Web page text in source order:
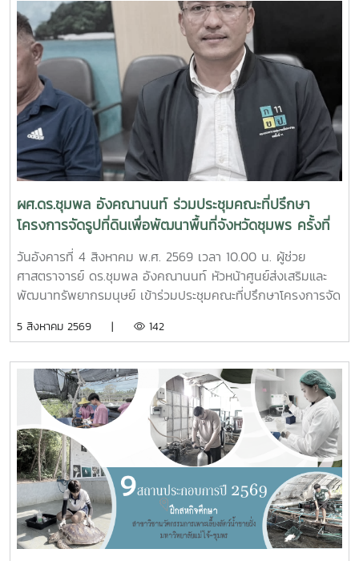
ผศ.ดร.ชุมพล อังคณานนท์ ร่วมประชุมคณะที่ปรึกษา
โครงการจัดรูปที่ดินเพื่อพัฒนาพื้นที่จังหวัดชุมพร ครั้งที่
2/2569
วันอังคารที่ 4 สิงหาคม พ.ศ. 2569 เวลา 10.00 น. ผู้ช่วย
ศาสตราจารย์ ดร.ชุมพล อังคณานนท์ หัวหน้าศูนย์ส่งเสริมและ
พัฒนาทรัพยากรมนุษย์ เข้าร่วมประชุมคณะที่ปรึกษาโครงการจัด
รวม สาย ก3 และ ก4ในเขตผังเมืองรวมชุมชนปากน้ำหลังสวน
ศาลากลางจังหวัดชุมพร โดยมีนายจักรพงศ์ นิลไพรัช ธนารักษ์
พื้นที่ชุมพร เป็นประธานในการประชุมในการนี้ นายอุดม จิตตวงค์
โยธาธิการและผังเมืองจังหวัดชุมพร พร้อมด้วยคณะที่ปรึกษา
โครงการจัดรูปที่ดินเพื่อพัฒนาพื้นที่ส่วนจังหวัดชุมพร บริเวณ
ถนนผังเมืองรวม สาย ก3 และก4 ในเขตผังเมืองรวมชุมชน
ปากน้ำหลังสวน เข้าร่วมการประชุมฯ ดังกล่าว เพื่อพิจารณาขอ
ความเห็นชอบค่าชดเชยต้นไม้และพืชผล และค่าชดเชยอาคารและ
สิ่งปลูกสร้างจากกองทุนจัดรูปที่ดินเพื่อพัฒนาพื้นที่มติที่ประชุม
รับทราบรายละเอียดราคาและเห็นควรให้เสนอคณะกรรมการ
จังหวัดขอรับเงินอุดหนุนจากกกองทุนจัดรูปเพื่อพัฒนาพื้นที่
5 สิงหาคม 2569 | 142